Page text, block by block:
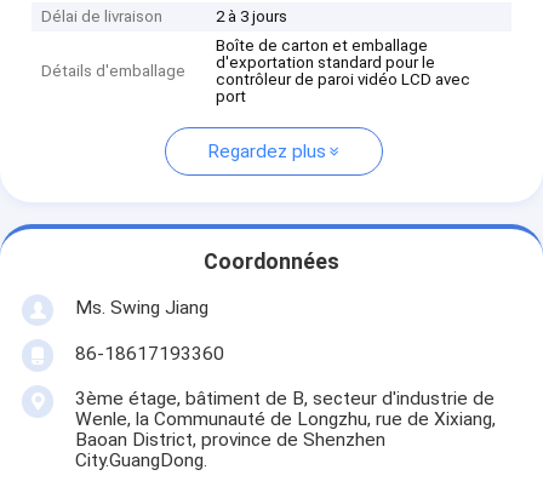
Délai de livraison 2 à 3 jours
Détails d'emballage
Boîte de carton et emballage
d'exportation standard pour le
contrôleur de paroi vidéo LCD avec
port
Regardez plus
Coordonnées
Ms. Swing Jiang
86-18617193360
3ème étage, bâtiment de B, secteur d'industrie de
Wenle, la Communauté de Longzhu, rue de Xixiang,
Baoan District, province de Shenzhen
City.GuangDong.